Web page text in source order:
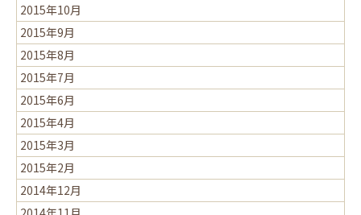
2015年10月
2015年9月
2015年8月
2015年7月
2015年6月
2015年4月
2015年3月
2015年2月
2014年12月